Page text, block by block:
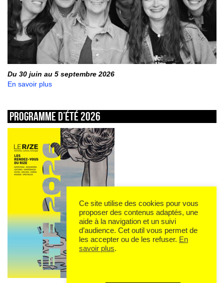
Du 30 juin au 5 septembre 2026
En savoir plus
Programme d’été 2026
Ce site utilise des cookies pour vous
proposer des contenus adaptés, une
aide à la navigation et un suivi
d’audience. Cet outil vous permet de
les accepter ou de les refuser. En
savoir plus.